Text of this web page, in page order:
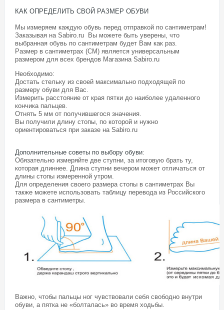
КАК ОПРЕДЕЛИТЬ СВОЙ РАЗМЕР ОБУВИ
Мы измеряем каждую обувь перед отправкой по сантиметрам!
Заказывая на Sabiro.ru Вы можете быть уверены, что
выбранная обувь по сантиметрам будет Вам как раз.
Размер в сантиметрах (СМ) является универсальным
размером для всех брендов Магазина Sabiro.ru
Необходимо:
Достать стельку из своей максимально подходящей по
размеру обуви для Вас.
Измерить расстояние от края пятки до наиболее удаленного
кончика пальцев.
Отнять 5 мм от получившегося значения.
Вы получили длину стопы, по которой и нужно
ориентироваться при заказе на Sabiro.ru
Дополнительные советы по выбору обуви:
Обязательно измеряйте две ступни, за итоговую брать ту,
которая длиннее. Длина ступни вечером может отличаться от
длины стопы измеренной утром.
Для определения своего размера стопы в сантиметрах Вы
также можете использовать таблицу перевода из Российского
размера в сантиметры.
Важно, чтобы пальцы ног чувствовали себя свободно внутри
обуви, а пятка не «болталась» во время ходьбы.